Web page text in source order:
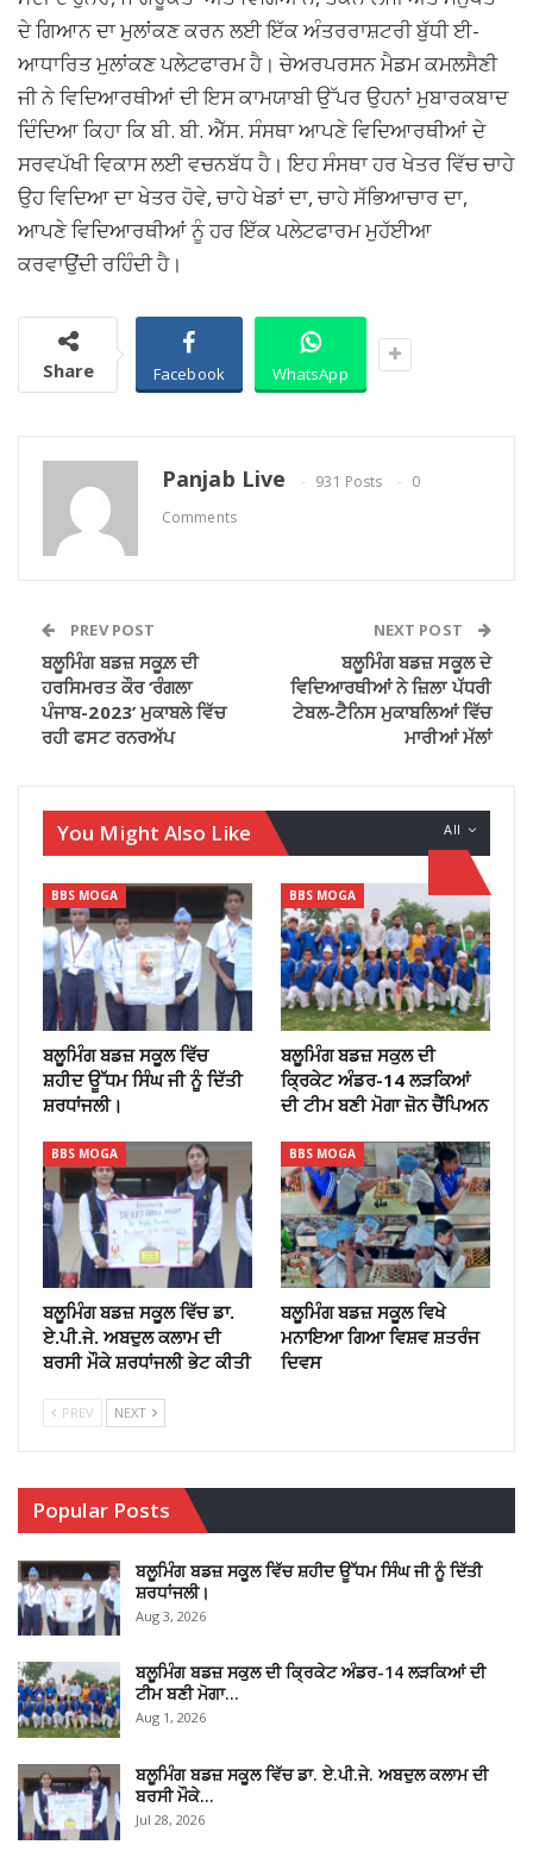
ਦੇ ਗਿਆਨ ਦਾ ਮੁਲਾਂਕਣ ਕਰਨ ਲਈ ਇੱਕ ਅੰਤਰਰਾਸ਼ਟਰੀ ਬੁੱਧੀ ਈ-
ਆਧਾਰਿਤ ਮੁਲਾਂਕਣ ਪਲੇਟਫਾਰਮ ਹੈ। ਚੇਅਰਪਰਸਨ ਮੈਡਮ ਕਮਲਸੈਣੀ
ਜੀ ਨੇ ਵਿਦਿਆਰਥੀਆਂ ਦੀ ਇਸ ਕਾਮਯਾਬੀ ਉੱਪਰ ਉਹਨਾਂ ਮੁਬਾਰਕਬਾਦ
ਦਿੰਦਿਆ ਕਿਹਾ ਕਿ ਬੀ. ਬੀ. ਐੱਸ. ਸੰਸਥਾ ਆਪਣੇ ਵਿਦਿਆਰਥੀਆਂ ਦੇ
ਸਰਵਪੱਖੀ ਵਿਕਾਸ ਲਈ ਵਚਨਬੱਧ ਹੈ। ਇਹ ਸੰਸਥਾ ਹਰ ਖੇਤਰ ਵਿੱਚ ਚਾਹੇ
ਉਹ ਵਿਦਿਆ ਦਾ ਖੇਤਰ ਹੋਵੇ, ਚਾਹੇ ਖੇਡਾਂ ਦਾ, ਚਾਹੇ ਸੱਭਿਆਚਾਰ ਦਾ,
ਆਪਣੇ ਵਿਦਿਆਰਥੀਆਂ ਨੂੰ ਹਰ ਇੱਕ ਪਲੇਟਫਾਰਮ ਮੁਹੱਈਆ
ਕਰਵਾਉਂਦੀ ਰਹਿੰਦੀ ਹੈ।
Share Facebook WhatsApp
Panjab Live 931 Posts
0
Comments
PREV POST
ਬਲੂਮਿੰਗ ਬਡਜ਼ ਸਕੂਲ਼ ਦੀ
ਹਰਸਿਮਰਤ ਕੌਰ ‘ਰੰਗਲਾ
ਪੰਜਾਬ-2023’ ਮੁਕਾਬਲੇ ਵਿੱਚ
ਰਹੀ ਫਸਟ ਰਨਰਅੱਪ
NEXT POST
ਬਲੂਮਿੰਗ ਬਡਜ਼ ਸਕੂਲ ਦੇ
ਵਿਦਿਆਰਥੀਆਂ ਨੇ ਜ਼ਿਲਾ ਪੱਧਰੀ
ਟੇਬਲ-ਟੈਨਿਸ ਮੁਕਾਬਲਿਆਂ ਵਿੱਚ
ਮਾਰੀਆਂ ਮੱਲਾਂ
All
You Might Also Like
BBS MOGA
ਬਲੂਮਿੰਗ ਬਡਜ਼ ਸਕੂਲ ਵਿੱਚ
ਸ਼ਹੀਦ ਊੱਧਮ ਸਿੰਘ ਜੀ ਨੂੰ ਦਿੱਤੀ
ਸ਼ਰਧਾਂਜਲੀ।
BBS MOGA
ਬਲੂਮਿੰਗ ਬਡਜ਼ ਸਕੁਲ ਦੀ
ਕ੍ਰਿਕੇਟ ਅੰਡਰ-14 ਲੜਕਿਆਂ
ਦੀ ਟੀਮ ਬਣੀ ਮੋਗਾ ਜ਼ੋਨ ਚੈਂਪਿਅਨ
BBS MOGA
ਬਲੂਮਿੰਗ ਬਡਜ਼ ਸਕੂਲ ਵਿੱਚ ਡਾ.
ਏ.ਪੀ.ਜੇ. ਅਬਦੁਲ ਕਲਾਮ ਦੀ
ਬਰਸੀ ਮੌਕੇ ਸ਼ਰਧਾਂਜਲੀ ਭੇਟ ਕੀਤੀ
BBS MOGA
ਬਲੂਮਿੰਗ ਬਡਜ਼ ਸਕੂਲ ਵਿਖੇ
ਮਨਾਇਆ ਗਿਆ ਵਿਸ਼ਵ ਸ਼ਤਰੰਜ
ਦਿਵਸ
PREV NEXT
Popular Posts
ਬਲੂਮਿੰਗ ਬਡਜ਼ ਸਕੂਲ ਵਿੱਚ ਸ਼ਹੀਦ ਊੱਧਮ ਸਿੰਘ ਜੀ ਨੂੰ ਦਿੱਤੀ
ਸ਼ਰਧਾਂਜਲੀ।
Aug 3, 2026
ਬਲੂਮਿੰਗ ਬਡਜ਼ ਸਕੁਲ ਦੀ ਕ੍ਰਿਕੇਟ ਅੰਡਰ-14 ਲੜਕਿਆਂ ਦੀ
ਟੀਮ ਬਣੀ ਮੋਗਾ…
Aug 1, 2026
ਬਲੂਮਿੰਗ ਬਡਜ਼ ਸਕੂਲ ਵਿੱਚ ਡਾ. ਏ.ਪੀ.ਜੇ. ਅਬਦੁਲ ਕਲਾਮ ਦੀ
ਬਰਸੀ ਮੌਕੇ…
Jul 28, 2026